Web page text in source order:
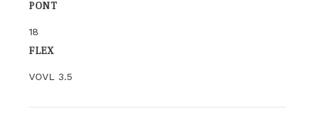
PONT
18
FLEX
VOVL 3.5